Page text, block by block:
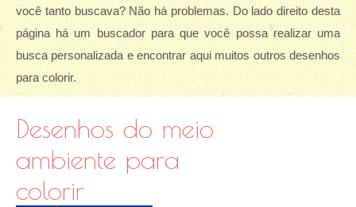
você tanto buscava? Não há problemas. Do lado direito desta
página há um buscador para que você possa realizar uma
busca personalizada e encontrar aqui muitos outros desenhos
para colorir.
Desenhos do meio
ambiente para
colorir